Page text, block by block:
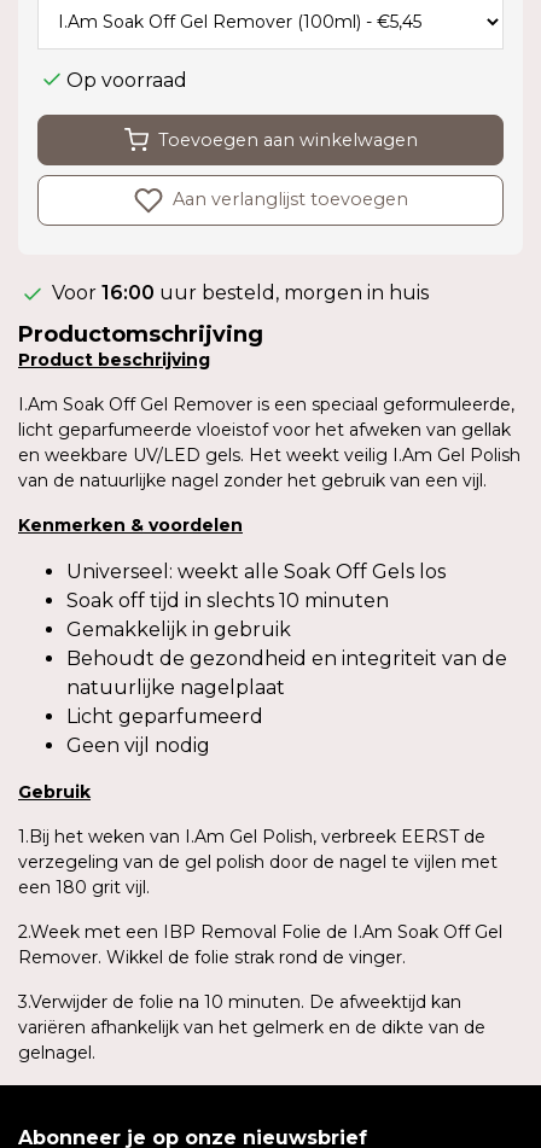
Op voorraad
Toevoegen aan winkelwagen
Aan verlanglijst toevoegen
Voor 16:00 uur besteld, morgen in huis
Productomschrijving
Product beschrijving
I.Am Soak Off Gel Remover is een speciaal geformuleerde,
licht geparfumeerde vloeistof voor het afweken van gellak
en weekbare UV/LED gels. Het weekt veilig I.Am Gel Polish
van de natuurlijke nagel zonder het gebruik van een vijl.
Kenmerken & voordelen
Universeel: weekt alle Soak Off Gels los
Soak off tijd in slechts 10 minuten
Gemakkelijk in gebruik
Behoudt de gezondheid en integriteit van de
natuurlijke nagelplaat
Licht geparfumeerd
Geen vijl nodig
Gebruik
1.Bij het weken van I.Am Gel Polish, verbreek EERST de
verzegeling van de gel polish door de nagel te vijlen met
een 180 grit vijl.
2.Week met een IBP Removal Folie de I.Am Soak Off Gel
Remover. Wikkel de folie strak rond de vinger.
3.Verwijder de folie na 10 minuten. De afweektijd kan
variëren afhankelijk van het gelmerk en de dikte van de
gelnagel.
Abonneer je op onze nieuwsbrief